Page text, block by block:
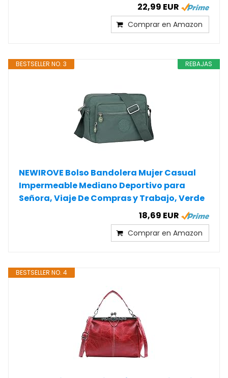
22,99 EUR
Comprar en Amazon
REBAJAS
BESTSELLER NO. 3
NEWIROVE Bolso Bandolera Mujer Casual
Impermeable Mediano Deportivo para
Señora, Viaje De Compras y Trabajo, Verde
18,69 EUR
Comprar en Amazon
BESTSELLER NO. 4